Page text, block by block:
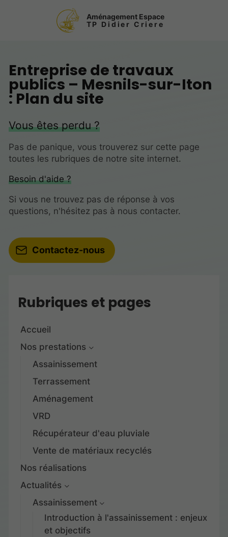
Aménagement Espace
TP Didier Criere
Entreprise de travaux
publics – Mesnils-sur-Iton
: Plan du site
Vous êtes perdu ?
Pas de panique, vous trouverez sur cette page
toutes les rubriques de notre site internet.​​
Besoin d'aide ?
Si vous ne trouvez pas de réponse à vos
questions, n'hésitez pas à nous contacter.
Contactez-nous
Rubriques et pages
Accueil
Nos prestations
Assainissement
Terrassement
Aménagement
VRD
Récupérateur d'eau pluviale
Vente de matériaux recyclés
Nos réalisations
Actualités
Assainissement
Introduction à l'assainissement : enjeux
et objectifs